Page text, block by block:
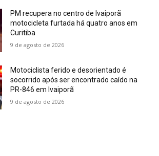
PM recupera no centro de Ivaiporã
motocicleta furtada há quatro anos em
Curitiba
9 de agosto de 2026
Motociclista ferido e desorientado é
socorrido após ser encontrado caído na
PR-846 em Ivaiporã
9 de agosto de 2026